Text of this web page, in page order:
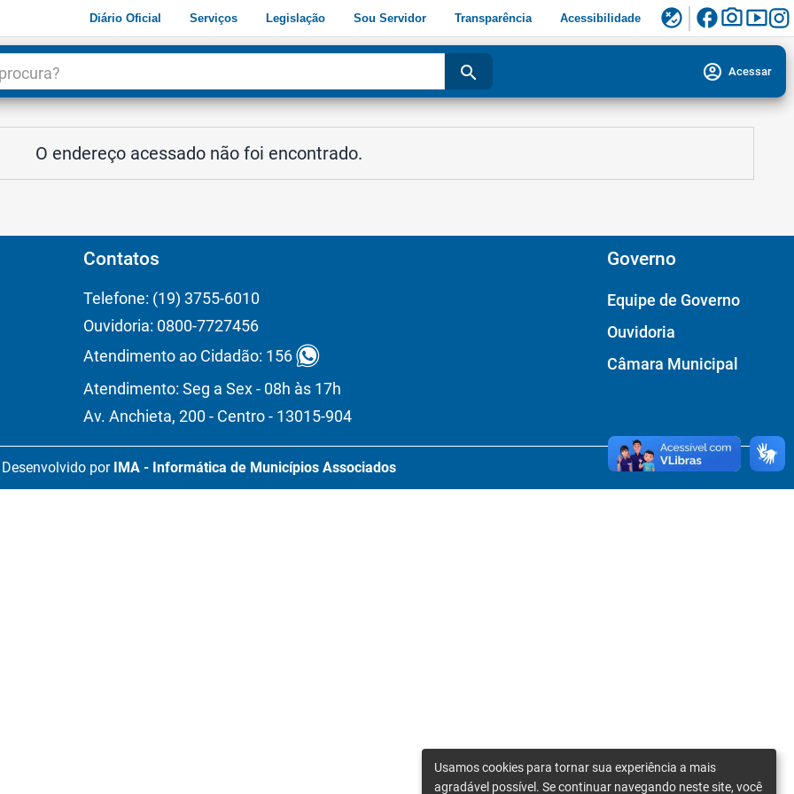
Diário Oficial Serviços Legislação Sou Servidor Transparência Acessibilidade flaky facebookphoto_camerasmart_display
search account_circle Acessar
O endereço acessado não foi encontrado.
Contatos
Telefone: (19) 3755-6010
Ouvidoria: 0800-7727456
Atendimento ao Cidadão: 156
Atendimento: Seg a Sex - 08h às 17h
Av. Anchieta, 200 - Centro - 13015-904
Governo
Equipe de Governo
Ouvidoria
Câmara Municipal
Desenvolvido por IMA - Informática de Municípios Associados
Usamos cookies para tornar sua experiência a mais
agradável possível. Se continuar navegando neste site, você